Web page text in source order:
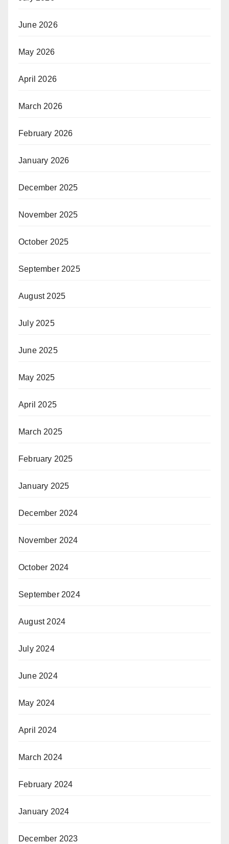
June 2026
May 2026
April 2026
March 2026
February 2026
January 2026
December 2025
November 2025
October 2025
September 2025
August 2025
July 2025
June 2025
May 2025
April 2025
March 2025
February 2025
January 2025
December 2024
November 2024
October 2024
September 2024
August 2024
July 2024
June 2024
May 2024
April 2024
March 2024
February 2024
January 2024
December 2023